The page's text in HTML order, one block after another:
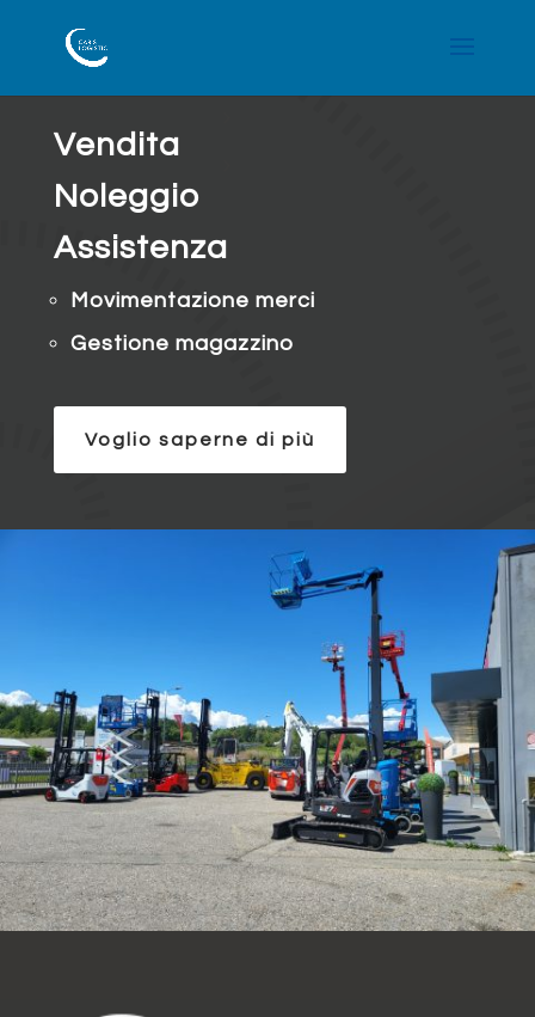
Vendita
Noleggio
Assistenza
Movimentazione merci
Gestione magazzino
Voglio saperne di più